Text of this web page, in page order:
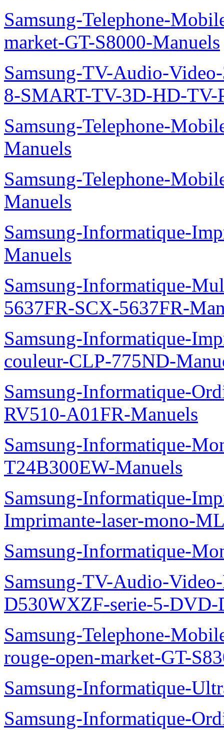
Samsung-Telephone-
market-GT-S8000-Manuels
Samsung-TV-Audio-
8-SMART-TV-3D-HD-TV-
Samsung-Telephone-
Manuels
Samsung-Telephone-
Manuels
Samsung-Informatique-
Manuels
Samsung-Informatique-
5637FR-SCX-5637FR-
Samsung-Informatique-
couleur-CLP-775ND-
Samsung-Informatique-
RV510-A01FR-Manuels
Samsung-Informatique-
T24B300EW-Manuels
Samsung-Informatique-
Imprimante-laser-mono-
Samsung-Informatique-
Samsung-TV-Audio-
D530WXZF-serie-5-DVD-
Samsung-Telephone-
rouge-open-market-GT-
Samsung-Informatique-
Samsung-Informatique-